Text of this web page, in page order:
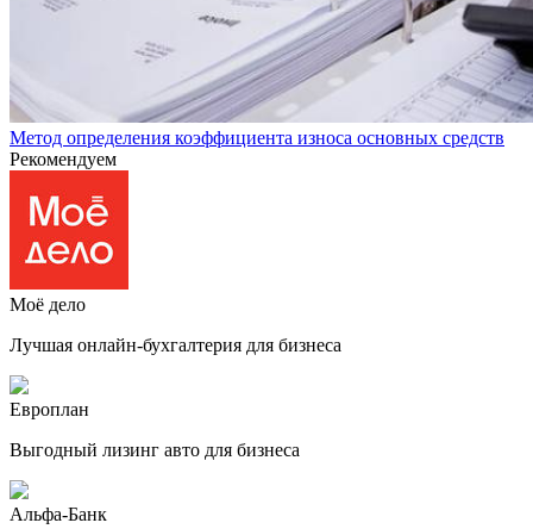
Метод определения коэффициента износа основных средств
Рекомендуем
Моё дело
Лучшая онлайн-бухгалтерия для бизнеса
Европлан
Выгодный лизинг авто для бизнеса
Альфа-Банк